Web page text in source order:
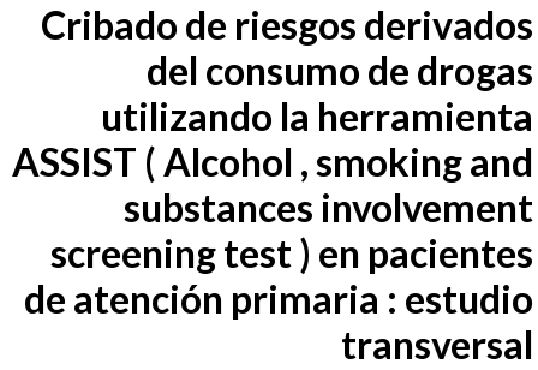
Cribado de riesgos derivados
del consumo de drogas
utilizando la herramienta
ASSIST ( Alcohol , smoking and
substances involvement
screening test ) en pacientes
de atención primaria : estudio
transversal